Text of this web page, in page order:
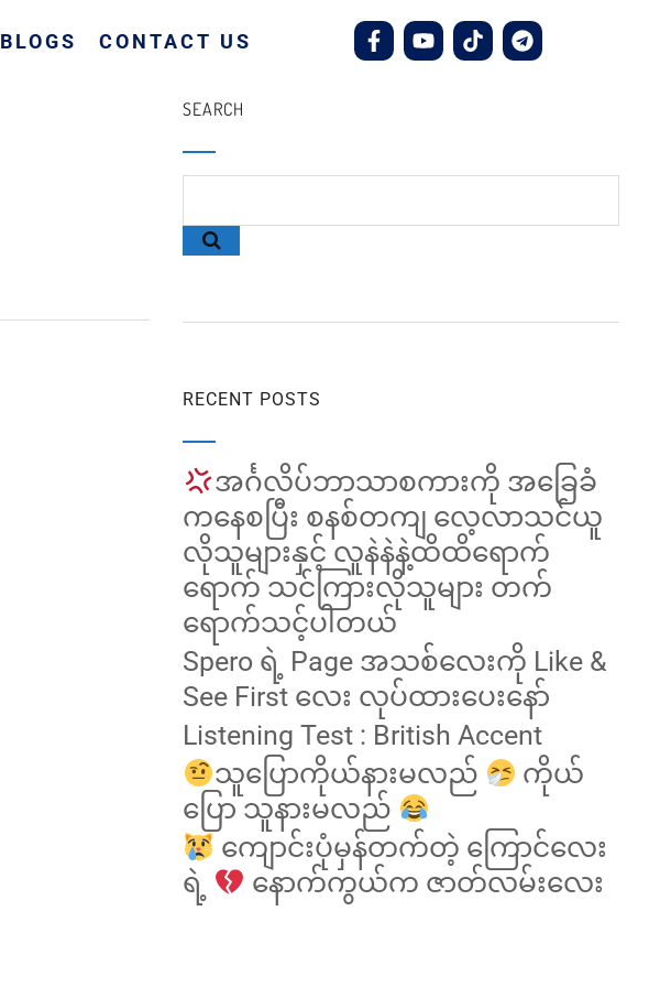
BLOGS CONTACT US
SEARCH
RECENT POSTS
အင်္ဂလိပ်ဘာသာစကားကို အခြေခံ
ကနေစပြီး စနစ်တကျ လေ့လာသင်ယူ
လိုသူများနှင့် လူနဲနဲနဲ့ထိထိရောက်
ရောက် သင်ကြားလိုသူများ တက်
ရောက်သင့်ပါတယ်
Spero ရဲ့ Page အသစ်လေးကို Like &
See First လေး လုပ်ထားပေးနော်
Listening Test : British Accent
သူပြောကိုယ်နားမလည်
ကိုယ်
ပြော သူနားမလည်
ကျောင်းပုံမှန်တက်တဲ့ ကြောင်လေး
ရဲ့
နောက်ကွယ်က ဇာတ်လမ်းလေး